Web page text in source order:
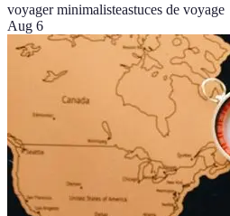
voyager minimalisteastuces de voyage
Aug 6